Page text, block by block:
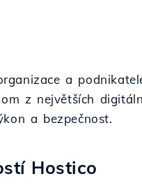
a
z největších
a bezpečnost.
Hostico